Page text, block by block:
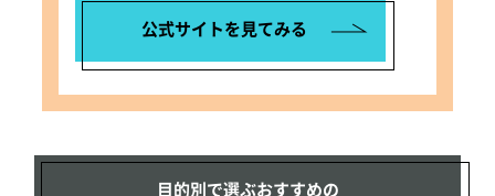
公式サイトを見てみる
目的別で選ぶおすすめの